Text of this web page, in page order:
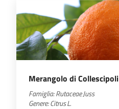
Merangolo di Collescipoli
Famiglia:RutaceaeJuss
Genere:CitrusL.